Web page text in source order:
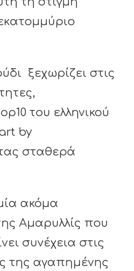
ξεχωρίζει στις
του ελληνικού
by
σταθερά
ακόμα
Αμαρυλλίς που
συνέχεια στις
της αγαπημένης